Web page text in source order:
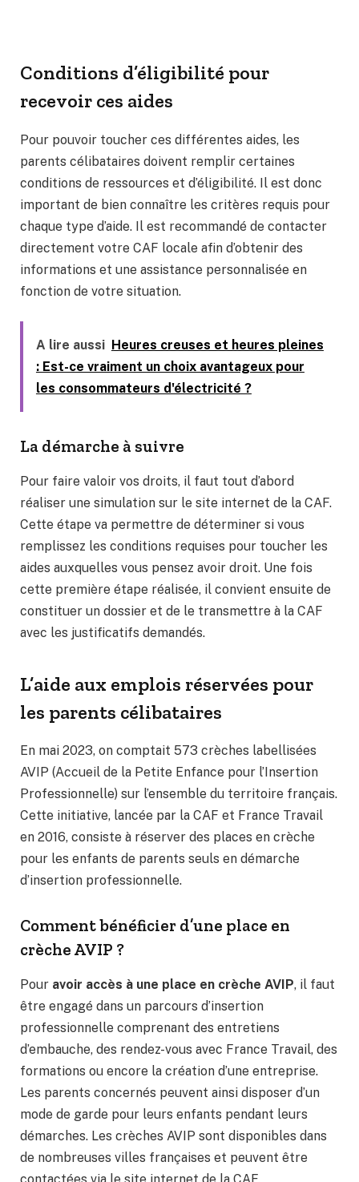
Conditions d’éligibilité pour
recevoir ces aides
Pour pouvoir toucher ces différentes aides, les
parents célibataires doivent remplir certaines
conditions de ressources et d’éligibilité. Il est donc
important de bien connaître les critères requis pour
chaque type d’aide. Il est recommandé de contacter
directement votre CAF locale afin d’obtenir des
informations et une assistance personnalisée en
fonction de votre situation.
A lire aussi Heures creuses et heures pleines
: Est-ce vraiment un choix avantageux pour
les consommateurs d'électricité ?
La démarche à suivre
Pour faire valoir vos droits, il faut tout d’abord
réaliser une simulation sur le site internet de la CAF.
Cette étape va permettre de déterminer si vous
remplissez les conditions requises pour toucher les
aides auxquelles vous pensez avoir droit. Une fois
cette première étape réalisée, il convient ensuite de
constituer un dossier et de le transmettre à la CAF
avec les justificatifs demandés.
L’aide aux emplois réservées pour
les parents célibataires
En mai 2023, on comptait 573 crèches labellisées
AVIP (Accueil de la Petite Enfance pour l’Insertion
Professionnelle) sur l’ensemble du territoire français.
Cette initiative, lancée par la CAF et France Travail
en 2016, consiste à réserver des places en crèche
pour les enfants de parents seuls en démarche
d’insertion professionnelle.
Comment bénéficier d’une place en
crèche AVIP ?
Pour avoir accès à une place en crèche AVIP, il faut
être engagé dans un parcours d’insertion
professionnelle comprenant des entretiens
d’embauche, des rendez-vous avec France Travail, des
formations ou encore la création d’une entreprise.
Les parents concernés peuvent ainsi disposer d’un
mode de garde pour leurs enfants pendant leurs
démarches. Les crèches AVIP sont disponibles dans
de nombreuses villes françaises et peuvent être